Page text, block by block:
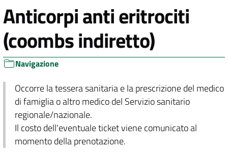
Anticorpi anti eritrociti
(coombs indiretto)
Navigazione
Occorre la tessera sanitaria e la prescrizione del medico
di famiglia o altro medico del Servizio sanitario
regionale/nazionale.
Il costo dell'eventuale ticket viene comunicato al
momento della prenotazione.